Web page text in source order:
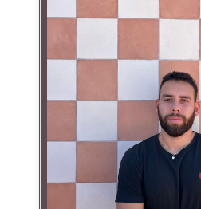
Linkedin